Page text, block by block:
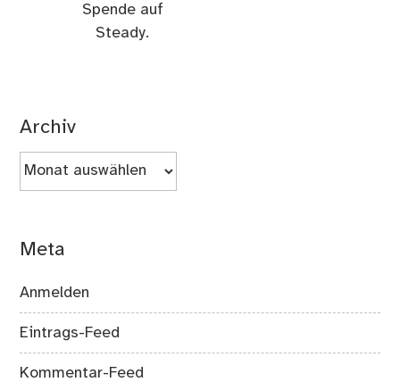
Spende auf
Steady.
Archiv
Archiv
Meta
Anmelden
Eintrags-Feed
Kommentar-Feed